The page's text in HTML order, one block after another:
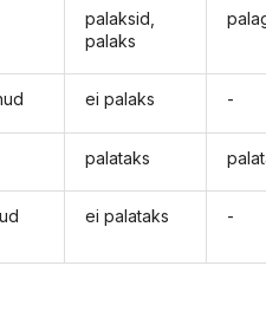
palaksid,
palaks
ei palaks
palataks
ei palataks
-
-